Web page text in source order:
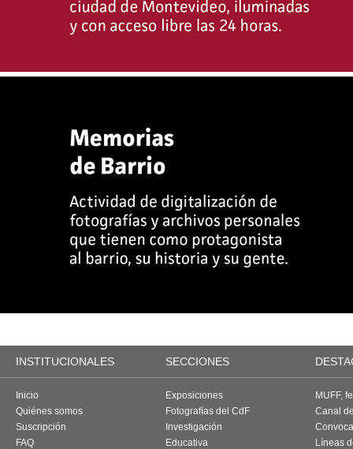
INSTITUCIONALES SECCIONES
Inicio
Quiénes somos
Suscripción
FAQ
Exposiciones
Fotografías del CdF
Investigación
Educativa
MUFF,
Canal
Líneas